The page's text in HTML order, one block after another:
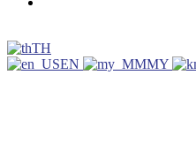
TH
EN
MY